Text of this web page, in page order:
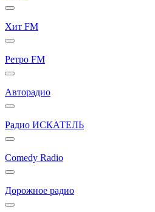
Хит FM
Ретро FM
Авторадио
Радио ИСКАТЕЛЬ
Comedy Radio
Дорожное радио